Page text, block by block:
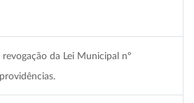
da Lei Municipal nº